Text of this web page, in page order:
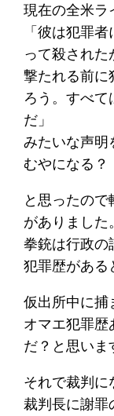
現在の全米ラ
「彼は犯罪
って殺され
撃たれる前に
ろう。すべて
だ」
みたいな声明
むやになる？
と思ったの
がありました。
拳銃は行政の
犯罪歴がある
仮出所中に捕
オマエ犯罪歴
だ？と思いま
それで裁判に
裁判長に謝罪